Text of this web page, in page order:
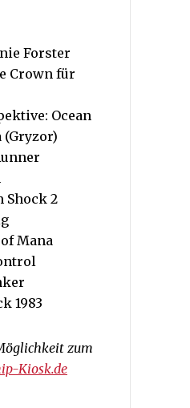
Forster
Crown für
Ocean
(Gryzor)
Shock 2
Mana
1983
zum
Kiosk.de